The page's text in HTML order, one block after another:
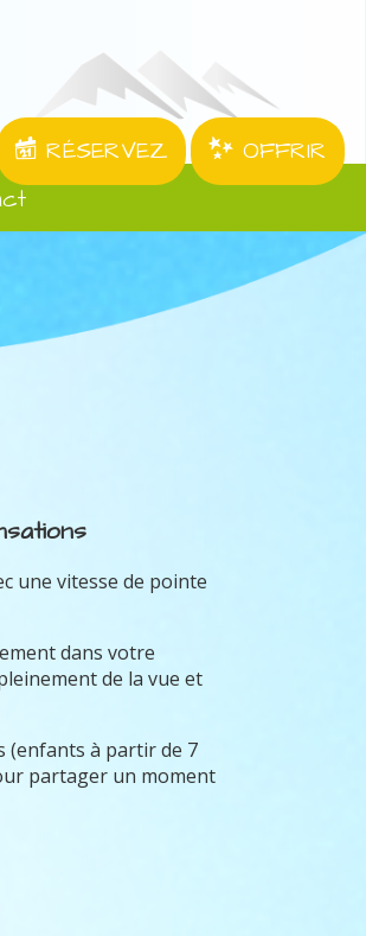
RÉSERVEZ
OFFRIR
une vitesse de pointe
dans votre
de la vue et
(enfants à partir de 7
partager un moment